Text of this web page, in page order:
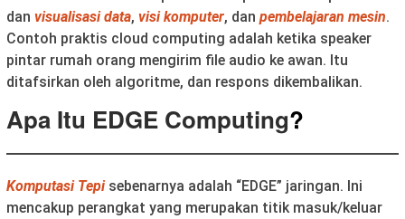
dan visualisasi data, visi komputer, dan pembelajaran mesin.
Contoh praktis cloud computing adalah ketika speaker
pintar rumah orang mengirim file audio ke awan. Itu
ditafsirkan oleh algoritme, dan respons dikembalikan.
Apa Itu EDGE Computing?
Komputasi Tepisebenarnya adalah “EDGE” jaringan. Ini
mencakup perangkat yang merupakan titik masuk/keluar